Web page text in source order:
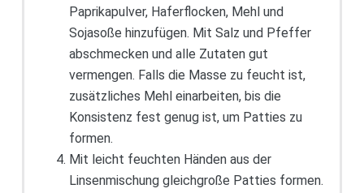
Paprikapulver, Haferflocken, Mehl und
Sojasoße hinzufügen. Mit Salz und Pfeffer
abschmecken und alle Zutaten gut
vermengen. Falls die Masse zu feucht ist,
zusätzliches Mehl einarbeiten, bis die
Konsistenz fest genug ist, um Patties zu
formen.
Mit leicht feuchten Händen aus der
Linsenmischung gleichgroße Patties formen.